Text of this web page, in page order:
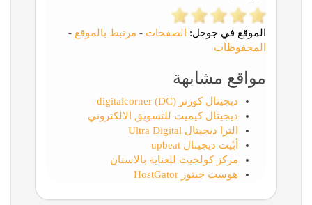
الموقع في جوجل: الصفحات - مرتبط بالموقع -
المحفوظات
مواقع مشابهة
ديجيتال كورنر (DC) digitalcorner
ديجيتال كيميت للتسويق الالكتروني
الترا ديجيتال Ultra Digital
أبّيت ديجيتال upbeat
مركز كولجيت للعناية بالاسنان
هوست جيتور HostGator